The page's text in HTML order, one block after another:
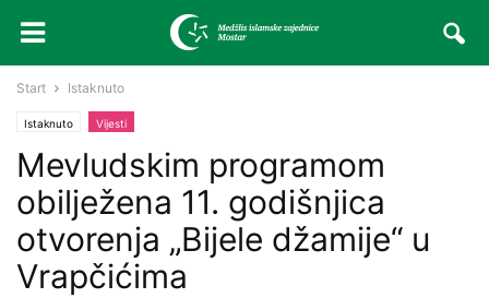
Start Istaknuto
Istaknuto Vijesti
Mevludskim programom
obilježena 11. godišnjica
otvorenja „Bijele džamije“ u
Vrapčićima